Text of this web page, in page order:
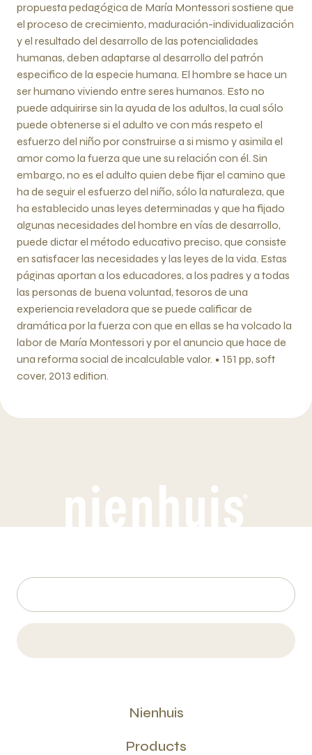
propuesta pedagógica de María Montessori sostiene que
el proceso de crecimiento, maduración-individualización
y el resultado del desarrollo de las potencialidades
humanas, deben adaptarse al desarrollo del patrón
especifico de la especie humana. El hombre se hace un
ser humano viviendo entre seres humanos. Esto no
puede adquirirse sin la ayuda de los adultos, la cual sólo
puede obtenerse si el adulto ve con más respeto el
esfuerzo del niño por construirse a si mismo y asimila el
amor como la fuerza que une su relación con él. Sin
embargo, no es el adulto quien debe fijar el camino que
ha de seguir el esfuerzo del niño, sólo la naturaleza, que
ha establecido unas leyes determinadas y que ha fijado
algunas necesidades del hombre en vías de desarrollo,
puede dictar el método educativo preciso, que consiste
en satisfacer las necesidades y las leyes de la vida. Estas
páginas aportan a los educadores, a los padres y a todas
las personas de buena voluntad, tesoros de una
experiencia reveladora que se puede calificar de
dramática por la fuerza con que en ellas se ha volcado la
labor de María Montessori y por el anuncio que hace de
una reforma social de incalculable valor. • 151 pp, soft
cover, 2013 edition.
Nienhuis
Products